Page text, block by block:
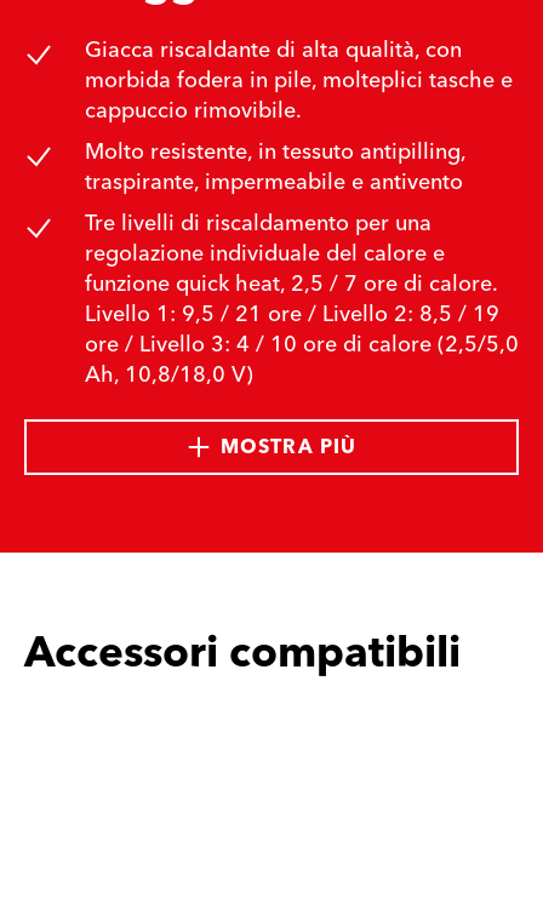
Giacca riscaldante di alta qualità, con
morbida fodera in pile, molteplici tasche e
cappuccio rimovibile.
Molto resistente, in tessuto antipilling,
traspirante, impermeabile e antivento
Tre livelli di riscaldamento per una
regolazione individuale del calore e
funzione quick heat, 2,5 / 7 ore di calore.
Livello 1: 9,5 / 21 ore / Livello 2: 8,5 / 19
ore / Livello 3: 4 / 10 ore di calore (2,5/5,0
Ah, 10,8/18,0 V)
MOSTRA PIÙ
Accessori compatibili